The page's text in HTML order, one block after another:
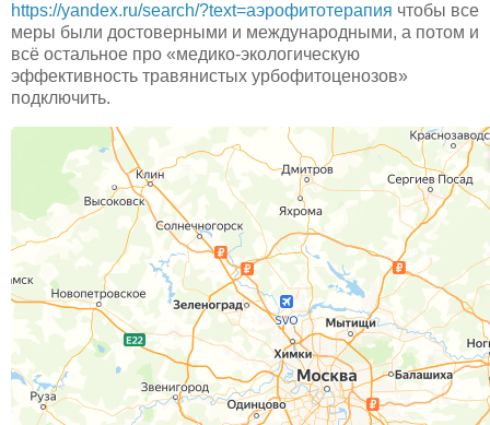
https://yandex.ru/search/?text=аэрофитотерапия чтобы все
меры были достоверными и международными, а потом и
всё остальное про «медико-экологическую
эффективность травянистых урбофитоценозов»
подключить.